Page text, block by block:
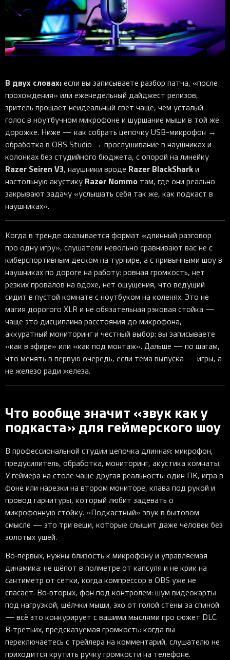
Рюкзаки
Аксессуары
Новинки
Pro Click
Аксессуары для мышей
Игровые мыши
Tartarus
Аксессуары для клавиатур
Все клавиатуры
Hammerhead
Аксессуары для аудио
Все аудио для ПК
Wireless Control Pod
Kraken Kitty
Контроллеры
Освещение
Все устройства
Goliathus
Firefly
HyperFlux V2
Strider
Gigantus
Pro Glide
Pro Click V2
Pro Click V2 Vertical
Pro Type Ergo
Pro Type
Аксессуары
Коллаборации
Софт
Synapse 4
Chroma™ RGB
THX Spatial
7.1 Sound
Synapse 2 Legacy
Virtual Ring Light
Razer Axon
Streamer Companion App
iOS-приложения
Киберспорт
Игровые ивенты
В двух словах:если вы записываете разбор патча, «после
прохождения» или еженедельный дайджест релизов,
зритель прощает неидеальный свет чаще, чем усталый
голос в ноутбучном микрофоне и шуршание мыши в той же
дорожке. Ниже — как собрать цепочку USB-микрофон →
обработка в OBS Studio → прослушивание в наушниках и
колонках без студийного бюджета, с опорой на линейку
Razer Seiren V3, наушники вроде Razer BlackSharkи
настольную акустику Razer Nommo там, где они реально
закрывают задачу «услышать себя так же, как подкаст в
наушниках».
Когда в тренде оказывается формат «длинный разговор
про одну игру», слушатели невольно сравнивают вас не с
киберспортивным деском на турнире, а с привычными шоу в
наушниках по дороге на работу: ровная громкость, нет
резких провалов на вдохе, нет ощущения, что ведущий
сидит в пустой комнате с ноутбуком на коленях. Это не
магия дорогого XLR и не обязательная рэковая стойка —
чаще это дисциплина расстояния до микрофона,
аккуратный мониторинг и честный выбор: вы записываете
«как в эфире» или «как под монтаж». Дальше — по шагам,
что менять в первую очередь, если тема выпуска — игры, а
не железо ради железа.
Что вообще значит «звук как у
подкаста» для геймерского шоу
В профессиональной студии цепочка длинная: микрофон,
предусилитель, обработка, мониторинг, акустика комнаты.
У геймера на столе чаще другая реальность: один ПК, игра в
фоне или нарезки на втором мониторе, клава под рукой и
провод гарнитуры, который любит задевать о
микрофонную стойку. «Подкастный» звук в бытовом
смысле — это три вещи, которые слышит даже человек без
золотых ушей.
Во‑первых, нужны близость к микрофону и управляемая
динамика: не шёпот в полметре от капсуля и не крик на
сантиметр от сетки, когда компрессор в OBS уже не
спасает. Во‑вторых, фон под контролем: шум видеокарты
под нагрузкой, щёлчки мыши, эхо от голой стены за спиной
— всё это конкурирует с вашими мыслями про сюжет DLC.
В‑третьих, предсказуемая громкость: когда вы
переключаетесь с трейлера на комментарий, слушателю не
приходится крутить ручку громкости на телефоне.